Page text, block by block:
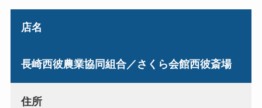
店名
長崎西彼農業協同組合／さくら会館西彼斎場
住所